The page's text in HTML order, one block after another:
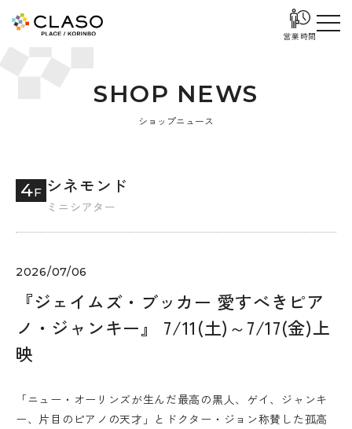
営業時間
SHOP NEWS
ショップニュース
4F シネモンド
ミニシアター
2026/07/06
『ジェイムズ・ブッカー 愛すべきピア
ノ・ジャンキー』 7/11(土)～7/17(金)上
映
「ニュー・オーリンズが生んだ最高の黒人、ゲイ、ジャンキ
ー、片目のピアノの天才」とドクター・ジョン称賛した孤高